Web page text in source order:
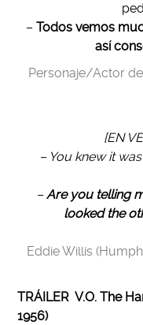
– Todos vemos
así
Personaje/Actor
[EN
– You knew it
–Are you telling
looked the
Eddie Willis
TRÁILER V.O. The
1956)